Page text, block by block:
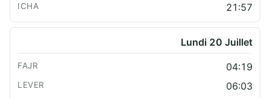
21:57
Lundi 20 Juillet
04:19
06:03